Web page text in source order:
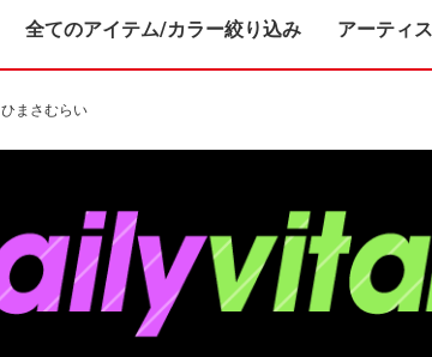
全てのアイテム/カラー絞り込み アーティ
ひまさむらい